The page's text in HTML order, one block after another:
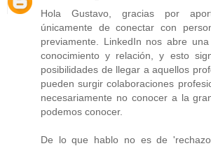
Hola Gustavo, gracias por
únicamente de conectar con
previamente. LinkedIn nos abre
conocimiento y relación, y esto
posibilidades de llegar a aquellos
pueden surgir colaboraciones
necesariamente no conocer a la
podemos conocer.
De lo que hablo no es de